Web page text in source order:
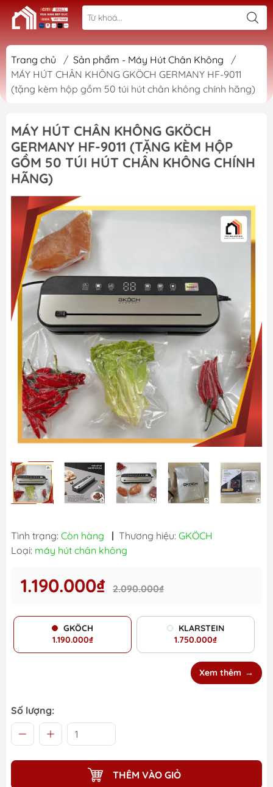
Trang chủ / Sản phẩm - Máy Hút Chân Không
/
MÁY HÚT CHÂN KHÔNG GKÖCH GERMANY HF-9011
(tặng kèm hộp gồm 50 túi hút chân không chính hãng)
MÁY HÚT CHÂN KHÔNG GKÖCH
GERMANY HF-9011 (TẶNG KÈM HỘP
GỒM 50 TÚI HÚT CHÂN KHÔNG CHÍNH
HÃNG)
Tình trạng: Còn hàng | Thương hiệu: GKÖCH
Loại: máy hút chân không
1.190.000₫ 2.090.000₫
GKÖCH
1.190.000₫
KLARSTEIN
1.750.000₫
Xem thêm
Số lượng:
THÊM VÀO GIỎ